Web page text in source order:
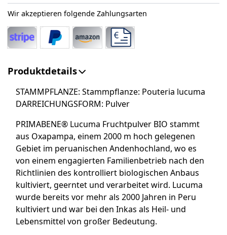
Wir akzeptieren folgende Zahlungsarten
Produktdetails
STAMMPFLANZE: Stammpflanze: Pouteria lucuma
DARREICHUNGSFORM: Pulver
PRIMABENE® Lucuma Fruchtpulver BIO stammt
aus Oxapampa, einem 2000 m hoch gelegenen
Gebiet im peruanischen Andenhochland, wo es
von einem engagierten Familienbetrieb nach den
Richtlinien des kontrolliert biologischen Anbaus
kultiviert, geerntet und verarbeitet wird. Lucuma
wurde bereits vor mehr als 2000 Jahren in Peru
kultiviert und war bei den Inkas als Heil- und
Lebensmittel von großer Bedeutung.